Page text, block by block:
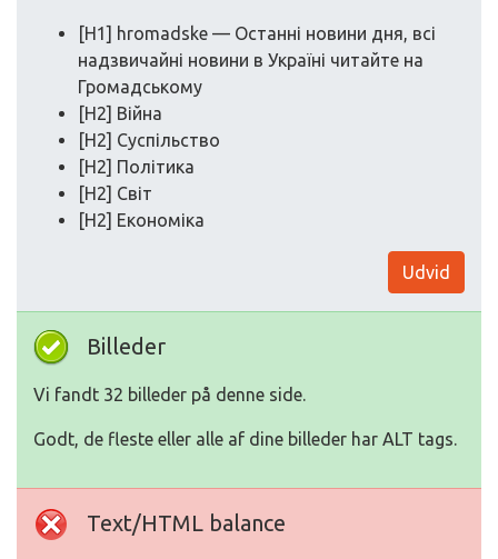
[H1] hromadske — Останні новини дня, всі
надзвичайні новини в Україні читайтe на
Громадському
[H2] Війна
[H2] Суспільство
[H2] Політика
[H2] Світ
[H2] Економіка
Udvid
Billeder
Vi fandt 32 billeder på denne side.
Godt, de fleste eller alle af dine billeder har ALT tags.
Text/HTML balance